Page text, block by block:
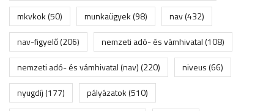
mkvkok(50) munkaügyek(98) nav(432)
nav-figyelő(206) nemzeti adó- és vámhivatal(108)
nemzeti adó- és vámhivatal (nav)(220) niveus(66)
nyugdíj(177) pályázatok(510)